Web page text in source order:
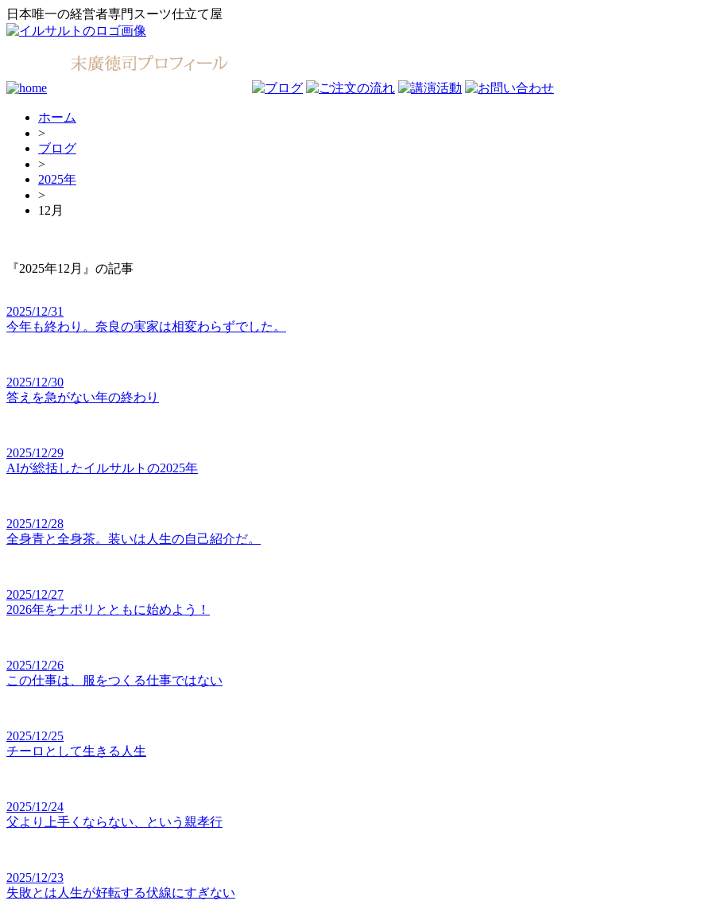
日本唯一の経営者専門スーツ仕立て屋
ホーム
>
ブログ
>
2025年
>
12月
『2025年12月』の記事
2025/12/31
今年も終わり。奈良の実家は相変わらずでした。
2025/12/30
答えを急がない年の終わり
2025/12/29
AIが総括したイルサルトの2025年
2025/12/28
全身青と全身茶。装いは人生の自己紹介だ。
2025/12/27
2026年をナポリとともに始めよう！
2025/12/26
この仕事は、服をつくる仕事ではない
2025/12/25
チーロとして生きる人生
2025/12/24
父より上手くならない、という親孝行
2025/12/23
失敗とは人生が好転する伏線にすぎない